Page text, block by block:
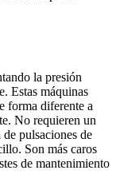
la presión
Estas máquinas
forma diferente a
No requieren un
pulsaciones de
Son más caros
de mantenimiento